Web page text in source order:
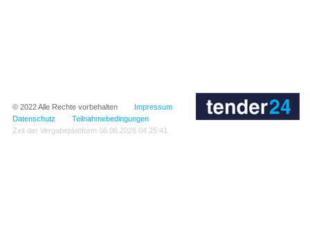
© 2022Alle Rechte vorbehalten
Impressum
Datenschutz
Teilnahmebedingungen
Zeit der Vergabeplattform 06.08.2026 04:25:41